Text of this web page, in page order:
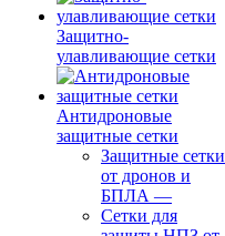
Защитно-
улавливающие сетки
Антидроновые
защитные сетки
Защитные сетки
от дронов и
БПЛА —
Сетки для